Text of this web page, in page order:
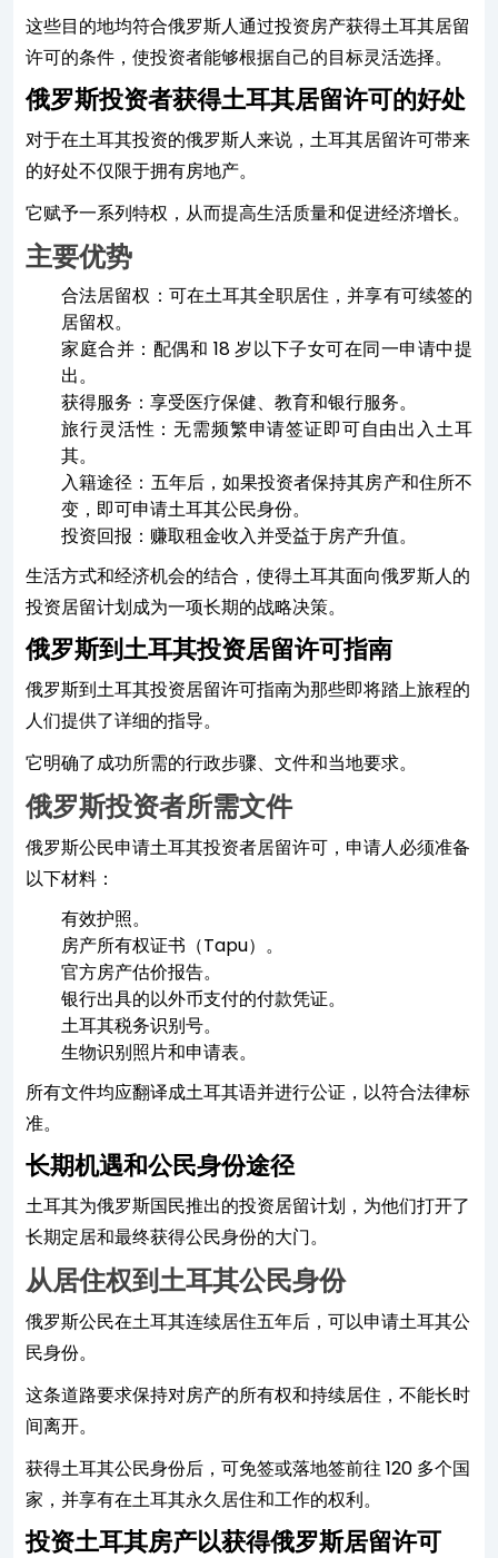
这些目的地均符合俄罗斯人通过投资房产获得土耳其居留
许可的条件，使投资者能够根据自己的目标灵活选择。
俄罗斯投资者获得土耳其居留许可的好处
对于在土耳其投资的俄罗斯人来说，土耳其居留许可带来
的好处不仅限于拥有房地产。
它赋予一系列特权，从而提高生活质量和促进经济增长。
主要优势
合法居留权：可在土耳其全职居住，并享有可续签的
居留权。
家庭合并：配偶和 18 岁以下子女可在同一申请中提
出。
获得服务：享受医疗保健、教育和银行服务。
旅行灵活性：无需频繁申请签证即可自由出入土耳
其。
入籍途径：五年后，如果投资者保持其房产和住所不
变，即可申请土耳其公民身份。
投资回报：赚取租金收入并受益于房产升值。
生活方式和经济机会的结合，使得土耳其面向俄罗斯人的
投资居留计划成为一项长期的战略决策。
俄罗斯到土耳其投资居留许可指南
俄罗斯到土耳其投资居留许可指南为那些即将踏上旅程的
人们提供了详细的指导。
它明确了成功所需的行政步骤、文件和当地要求。
俄罗斯投资者所需文件
俄罗斯公民申请土耳其投资者居留许可，申请人必须准备
以下材料：
有效护照。
房产所有权证书（Tapu）。
官方房产估价报告。
银行出具的以外币支付的付款凭证。
土耳其税务识别号。
生物识别照片和申请表。
所有文件均应翻译成土耳其语并进行公证，以符合法律标
准。
长期机遇和公民身份途径
土耳其为俄罗斯国民推出的投资居留计划，为他们打开了
长期定居和最终获得公民身份的大门。
从居住权到土耳其公民身份
俄罗斯公民在土耳其连续居住五年后，可以申请土耳其公
民身份。
这条道路要求保持对房产的所有权和持续居住，不能长时
间离开。
获得土耳其公民身份后，可免签或落地签前往 120 多个国
家，并享有在土耳其永久居住和工作的权利。
投资土耳其房产以获得俄罗斯居留许可